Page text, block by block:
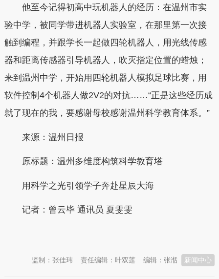
他至今记得初高中玩机器人的经历：在温州市实
验中学，被同学带进机器人实验室，在那里第一次接
触到编程，并跟学长一起做四轮机器人，用光线传感
器和距离传感器引导机器人，吹灭指定位置的蜡烛；
来到温州中学，开始用四轮机器人模拟足球比赛，用
软件控制4个机器人做2V2的对抗……“正是这些经历成
就了现在的我，要感谢母校感谢温州科学教育体系。”
来源：温州日报
原标题：温州多维度构筑科学教育塔
用科学之光引领学子奔赴星辰大海
记者：曾云毕 通讯员 夏雯雯
新闻中心
编辑：张湉
责任编辑：叶双莲
监制：张佳玮